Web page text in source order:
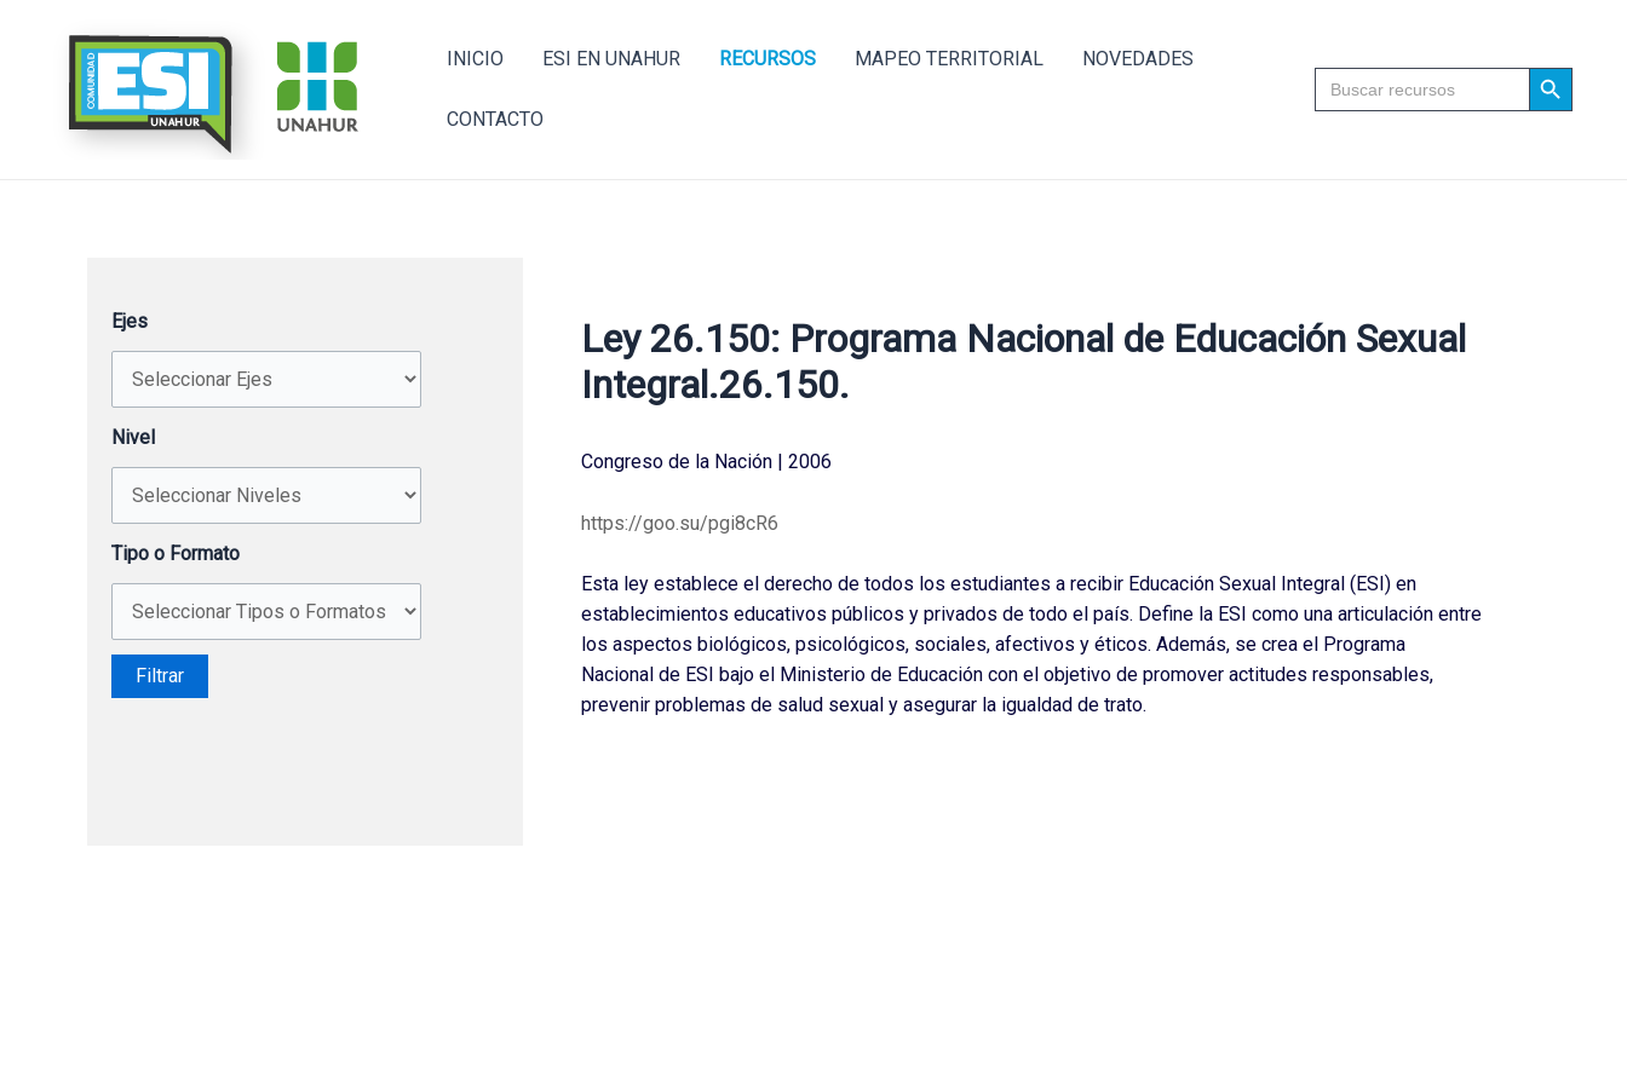
INICIO ESI EN UNAHUR RECURSOS MAPEO TERRITORIAL NOVEDADES
CONTACTO
Search
for:
Search Button
Ejes
Nivel
Tipo o Formato
Ley 26.150: Programa Nacional de Educación Sexual
Integral.26.150.
Congreso de la Nación | 2006
https://goo.su/pgi8cR6
Esta ley establece el derecho de todos los estudiantes a recibir Educación Sexual Integral (ESI) en
establecimientos educativos públicos y privados de todo el país. Define la ESI como una articulación entre
los aspectos biológicos, psicológicos, sociales, afectivos y éticos. Además, se crea el Programa
Nacional de ESI bajo el Ministerio de Educación con el objetivo de promover actitudes responsables,
prevenir problemas de salud sexual y asegurar la igualdad de trato.